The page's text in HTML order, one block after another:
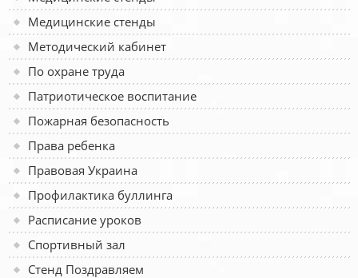
Медицинские стенды
Методический кабинет
По охране труда
Патриотическое воспитание
Пожарная безопасность
Права ребенка
Правовая Украина
Профилактика буллинга
Расписание уроков
Спортивный зал
Стенд Поздравляем